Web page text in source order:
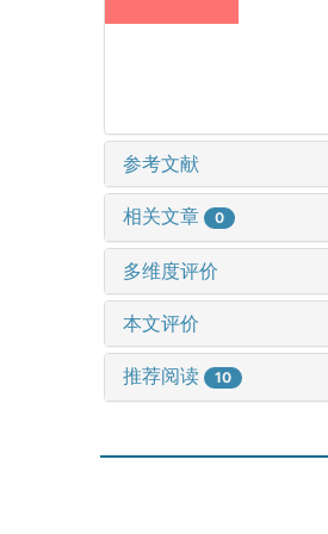
参考文献
相关文章 0
多维度评价
本文评价
推荐阅读 10